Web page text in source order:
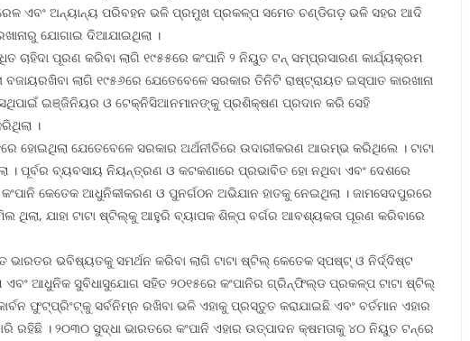
ଏବଂ ଅନ୍ୟାନ୍ୟ ପରିବହନ ଭଳି ପ୍ରମୁଖ ପ୍ରକଳ୍ପ ସମେତ ଚଣ୍ଡିଗଡ଼ ଭଳି ସହର ଆଦି
ଯୋଗାଇ ଦିଆଯାଇଥିଲା ।
ଚାହିଦା ପୂରଣ କରିବା ଲାଗି ୧୯୫୫ରେ କଂପାନି ୨ ନିୟୁତ ଟନ୍ ସମ୍ପ୍ରସାରଣ କାର୍ଯ୍ୟକ୍ରମ
ଲାଗି ୧୯୫୬ରେ ଯେତେବେଳେ ସରକାର ତିନିଟି ରାଷ୍ଟ୍ରାୟତ ଇସ୍ପାତ କାରଖାନା
ଇଞ୍ଜିନିୟର ଓ ଟେକ୍ନିସିଆନମାନଙ୍କୁ ପ୍ରଶିକ୍ଷଣ ପ୍ରଦାନ କରି ସେହି
।
ହୋଇଥିଲା ଯେତେବେଳେ ସରକାର ଅର୍ଥନୀତିରେ ଉଦାରୀକରଣ ଆରମ୍ଭ କରିଥିଲେ । ଟାଟା
। ପୂର୍ବର ବ୍ୟବସାୟ ନିୟନ୍ତ୍ରଣ ଓ କଟକଣାରେ ପ୍ରଭାବିତ ହୋ ନଥିବା ଏବଂ ଦେଶରେ
କେତେକ ଆଧୁନିକୀକରଣ ଓ ପୁନର୍ଗଠନ ଅଭିଯାନ ହାତକୁ ନେଇଥିଲା । ଜାମସେଦପୁରରେ
ଥିଲା, ଯାହା ଟାଟା ଷ୍ଟିଲ୍‌କୁ ଆହୁରି ବ୍ୟାପକ ଶିଳ୍ପ ବର୍ଗର ଆବଶ୍ୟକତା ପୂରଣ କରିବାରେ
ଭବିଷ୍ୟତକୁ ସମର୍ଥନ କରିବା ଲାଗି ଟାଟା ଷ୍ଟିଲ୍ କେତେକ ସ୍ପଷ୍ଟ୍ ଓ ନିର୍ଦ୍ଦିଷ୍ଟ
ଆଧୁନିକ ସୁବିଧାସୁଯୋଗ ସହିତ ୨୦୧୫ରେ କଂପାନିର ଗ୍ରିନ୍‌ଫିଲ୍ଡ ପ୍ରକଳ୍ପ ଟାଟା ଷ୍ଟିଲ୍
ଫୁଟ୍‌ପ୍ରିଂଟ୍‌କୁ ସର୍ବନିମ୍ନ ରଖିବା ଭଳି ଏହାକୁ ପ୍ରସ୍ତୁତ କରାଯାଇଛି ଏବଂ ବର୍ତମାନ ଏହାର
ରହିଛି । ୨୦୩୦ ସୁଦ୍ଧା ଭାରତରେ କଂପାନି ଏହାର ଉତ୍ପାଦନ କ୍ଷମତାକୁ ୪୦ ନିୟୁତ ଟନ୍‌ରେ